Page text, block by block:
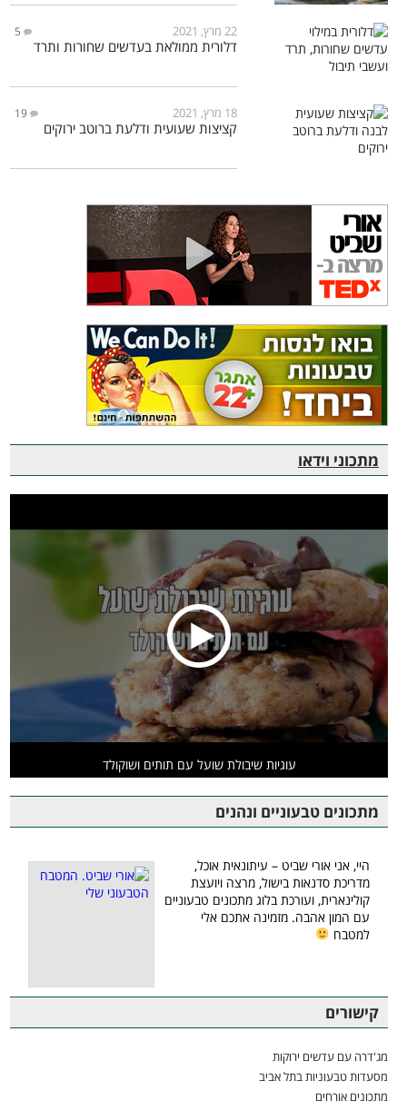
22 מרץ, 2021 5
דלורית ממולאת בעדשים שחורות ותרד
18 מרץ, 2021 19
קציצות שעועית ודלעת ברוטב ירוקים
מתכוני וידאו
עוגיות שיבולת שועל עם תותים ושוקולד
מתכונים טבעוניים ונהנים
היי, אני אורי שביט – עיתונאית אוכל,
מדריכת סדנאות בישול, מרצה ויועצת
קולינארית, ועורכת בלוג מתכונים טבעוניים
עם המון אהבה. מזמינה אתכם אלי
למטבח
קישורים
מג'דרה עם עדשים ירוקות
מסעדות טבעוניות בתל אביב
מתכונים אורחים